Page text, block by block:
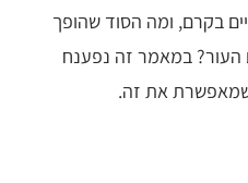
בקרם, ומה הסוד שהופך
העור? במאמר זה נפענח
שמאפשרת את זה.